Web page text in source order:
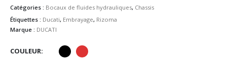
Catégories : Bocaux de fluides hydrauliques, Chassis
Étiquettes : Ducati, Embrayage, Rizoma
Marque : DUCATI
COULEUR